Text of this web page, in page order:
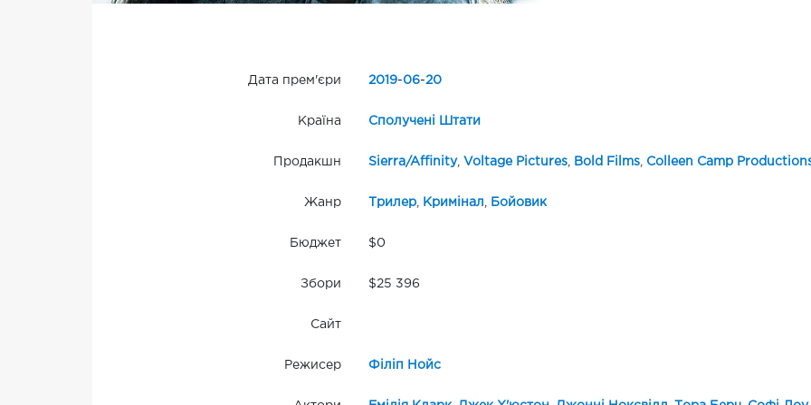
Дата прем'єри 2019-06-20
Країна Сполучені Штати
Продакшн Sierra/Affinity, Voltage Pictures, Bold Films, Colleen Camp
Жанр Трилер, Кримінал Бойовик
Бюджет $0
Збори $25 396
Сайт
Режисер Філіп Нойс